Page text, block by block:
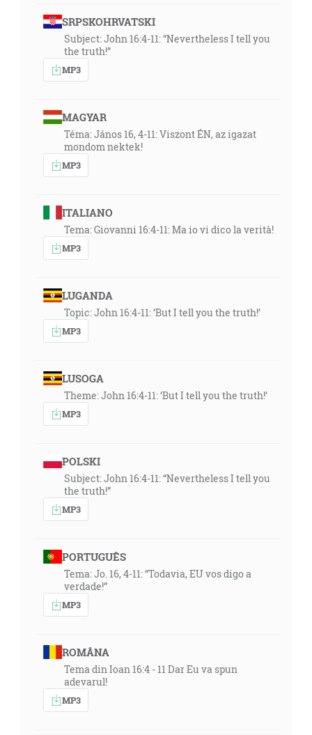
SRPSKOHRVATSKI
Subject: John 16:4-11: “Nevertheless I tell you
the truth!”
MP3
MAGYAR
Téma: János 16, 4-11: Viszont ÉN, az igazat
mondom nektek!
MP3
ITALIANO
Tema: Giovanni 16:4-11: Ma io vi dico la verità!
MP3
LUGANDA
Topic: John 16:4-11: ‘But I tell you the truth!’
MP3
LUSOGA
Theme: John 16:4-11: ‘But I tell you the truth!’
MP3
POLSKI
Subject: John 16:4-11: “Nevertheless I tell you
the truth!”
MP3
PORTUGUÊS
Tema: Jo. 16, 4-11: “Todavia, EU vos digo a
verdade!”
MP3
ROMÂNA
Tema din Ioan 16:4 - 11 Dar Eu va spun
adevarul!
MP3